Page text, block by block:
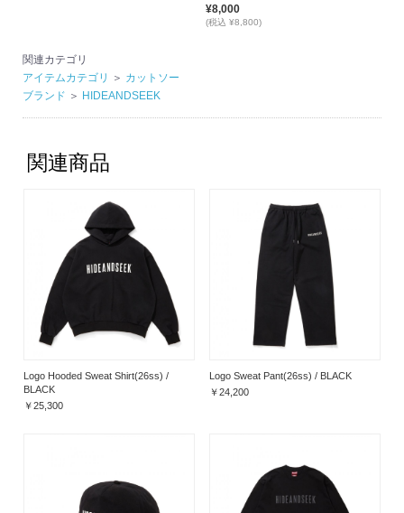
¥8,000
(税込 ¥8,800)
関連カテゴリ
アイテムカテゴリ
＞ カットソー
ブランド ＞ HIDEANDSEEK
関連商品
Logo Hooded Sweat Shirt(26ss) /
BLACK
￥25,300
Logo Sweat Pant(26ss) / BLACK
￥24,200